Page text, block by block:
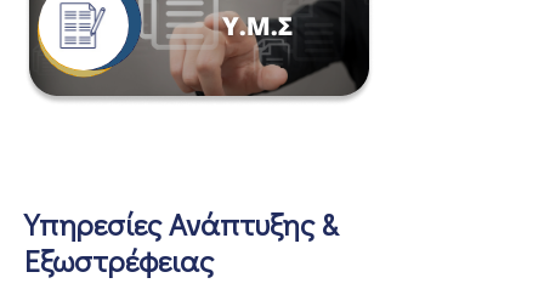
Υπηρεσίες Ανάπτυξης &
Εξωστρέφειας